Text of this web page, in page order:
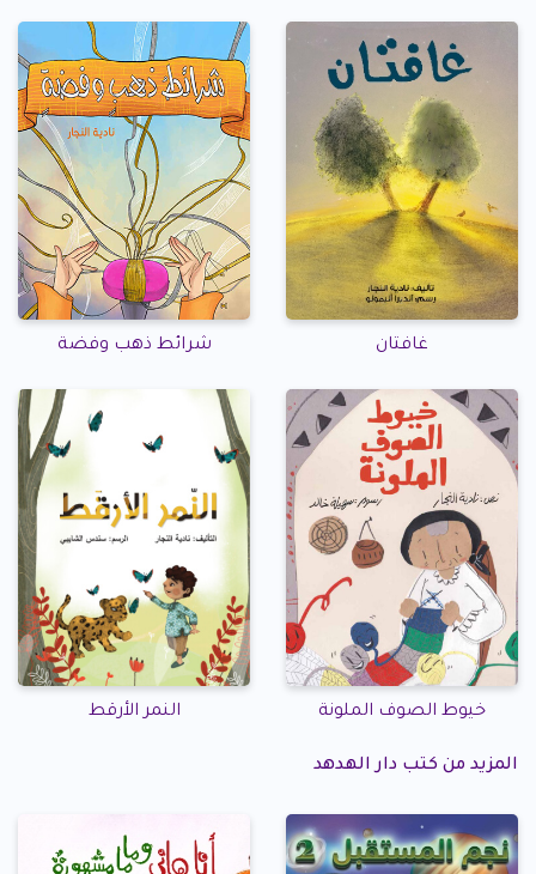
غافتان شرائط ذهب وفضة
خيوط الصوف الملونة النمر الأرقط
المزيد من كتب دار الهدهد